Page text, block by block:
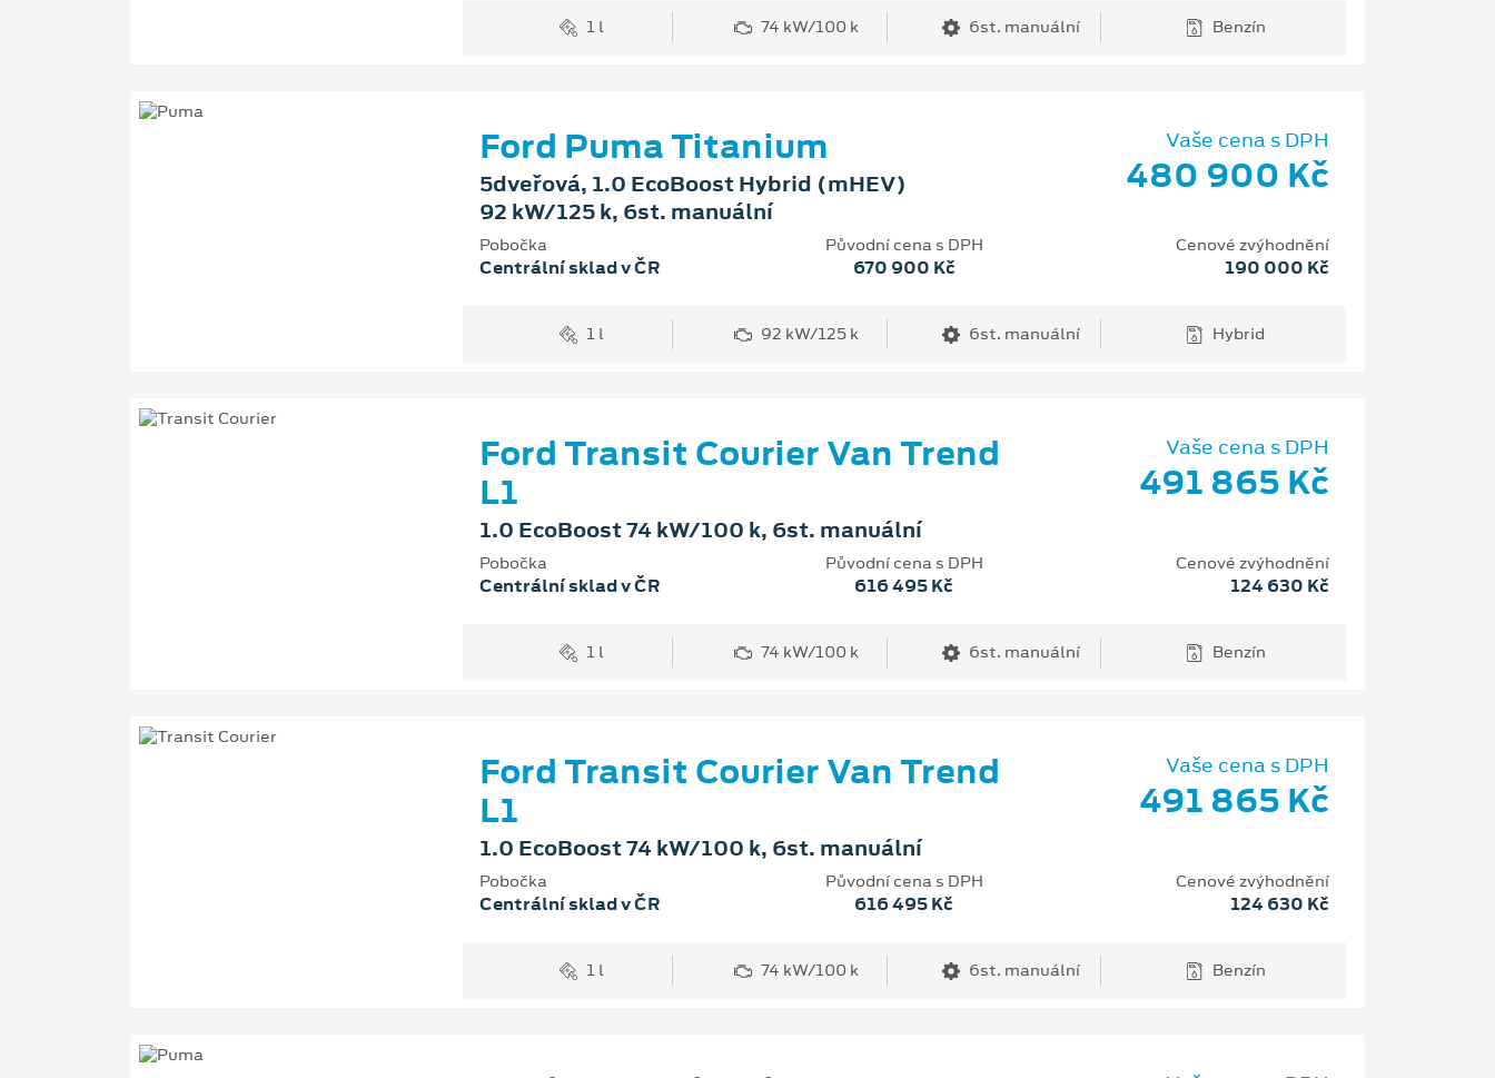
1 l 74 kW/100 k 6st. manuální Benzín
Ford Puma Titanium
5dveřová, 1.0 EcoBoost Hybrid (mHEV)
92 kW/125 k, 6st. manuální
Vaše cena s DPH
480 900 Kč
Pobočka
Centrální sklad v ČR
Původní cena s DPH
670 900 Kč
Cenové zvýhodnění
190 000 Kč
1 l 92 kW/125 k 6st. manuální Hybrid
Ford Transit Courier Van Trend
L1
1.0 EcoBoost 74 kW/100 k, 6st. manuální
Vaše cena s DPH
491 865 Kč
Pobočka
Centrální sklad v ČR
Původní cena s DPH
616 495 Kč
Cenové zvýhodnění
124 630 Kč
1 l 74 kW/100 k 6st. manuální Benzín
Ford Transit Courier Van Trend
L1
1.0 EcoBoost 74 kW/100 k, 6st. manuální
Vaše cena s DPH
491 865 Kč
Pobočka
Centrální sklad v ČR
Původní cena s DPH
616 495 Kč
Cenové zvýhodnění
124 630 Kč
1 l 74 kW/100 k 6st. manuální Benzín